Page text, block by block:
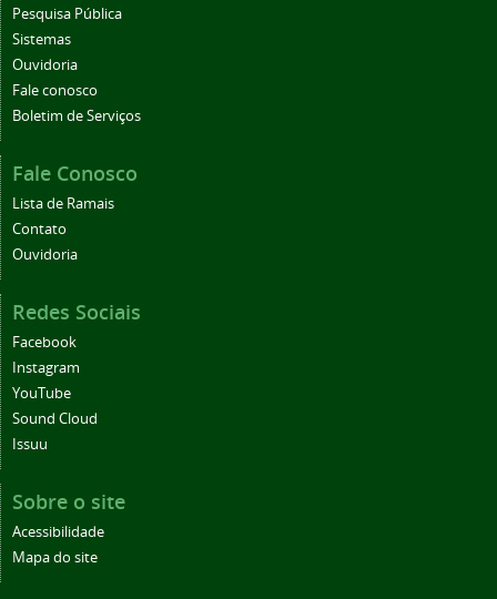
Pesquisa Pública
Sistemas
Ouvidoria
Fale conosco
Boletim de Serviços
Fale Conosco
Lista de Ramais
Contato
Ouvidoria
Redes Sociais
Facebook
Instagram
YouTube
Sound Cloud
Issuu
Sobre o site
Acessibilidade
Mapa do site